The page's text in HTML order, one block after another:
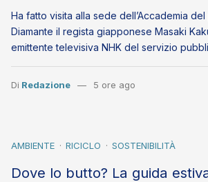
Ha fatto visita alla sede dell’Accademia
Diamante il regista giapponese Masaki
emittente televisiva NHK del servizio
Di Redazione 5 ore ago
AMBIENTE RICICLO SOSTENIBILITÀ
Dove lo butto? La guida